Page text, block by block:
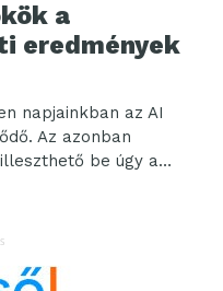
a
eredmények
napjainkban az AI
Az azonban
be úgy a